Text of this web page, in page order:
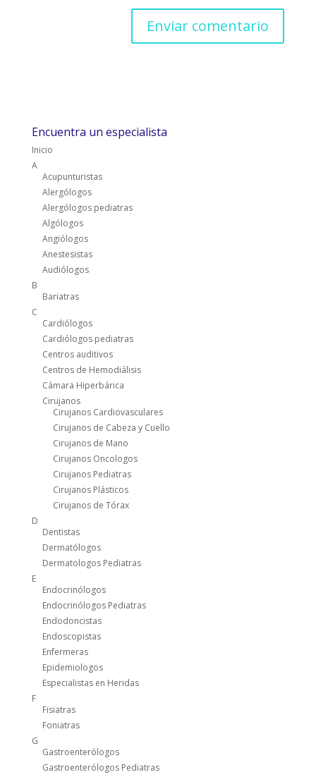
Encuentra un especialista
Inicio
A
Acupunturistas
Alergólogos
Alergólogos pediatras
Algólogos
Angiólogos
Anestesistas
Audiólogos
B
Bariatras
C
Cardiólogos
Cardiólogos pediatras
Centros auditivos
Centros de Hemodiálisis
Cámara Hiperbárica
Cirujanos
Cirujanos Cardiovasculares
Cirujanos de Cabeza y Cuello
Cirujanos de Mano
Cirujanos Oncologos
Cirujanos Pediatras
Cirujanos Plásticos
Cirujanos de Tórax
D
Dentistas
Dermatólogos
Dermatologos Pediatras
E
Endocrinólogos
Endocrinólogos Pediatras
Endodoncistas
Endoscopistas
Enfermeras
Epidemiologos
Especialistas en Heridas
F
Fisiatras
Foniatras
G
Gastroenterólogos
Gastroenterólogos Pediatras